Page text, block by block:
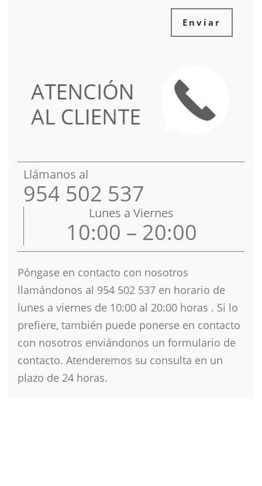
Enviar
Llámanos al
954 502 537
Lunes a Viernes
10:00 – 20:00
Póngase en contacto con nosotros
llamándonos al 954 502 537 en horario de
lunes a viernes de 10:00 al 20:00 horas . Si lo
prefiere, también puede ponerse en contacto
con nosotros enviándonos un formulario de
contacto. Atenderemos su consulta en un
plazo de 24 horas.